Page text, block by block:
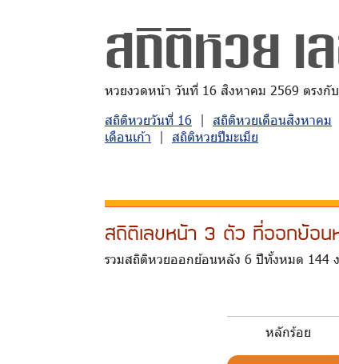
สถิติหวย เ
หวยงวดหน้า วันที่ 16 สิงหาคม 2569 ตรงกั
สถิติหวยวันที่ 16 | สถิติหวยเดือนสิงหาคม
เดือนเก้า | สถิติหวยปีมะเมีย
สถิติเลขหน้า 3 ตัว ที่ออกย้อ
รวมสถิติหวยออกย้อนหลัง 6 ปีทั้งหมด 144
หลักร้อย